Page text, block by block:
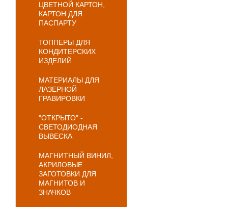
ЦВЕТНОЙ КАРТОН,
КАРТОН ДЛЯ
ПАСПАРТУ
ТОППЕРЫ ДЛЯ
КОНДИТЕРСКИХ
ИЗДЕЛИЙ
МАТЕРИАЛЫ ДЛЯ
ЛАЗЕРНОЙ
ГРАВИРОВКИ
"ОТКРЫТО" -
СВЕТОДИОДНАЯ
ВЫВЕСКА
МАГНИТНЫЙ ВИНИЛ,
АКРИЛОВЫЕ
ЗАГОТОВКИ ДЛЯ
МАГНИТОВ И
ЗНАЧКОВ